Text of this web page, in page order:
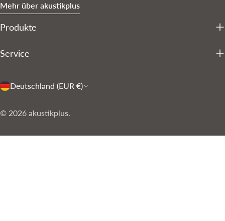
Mehr über akustikplus
Produkte
Service
L
n
d
Deutschland (EUR €)
© 2026 akustikplus.
Zahlungsarten